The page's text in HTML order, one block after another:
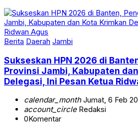
Berita Daerah Jambi
Sukseskan HPN 2026 di
Provinsi Jambi, Kabupaten
Delegasi, Ini Pesan Ketua
calendar_monthJumat, 6 Feb
account_circleRedaksi
0Komentar